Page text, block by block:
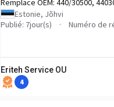
Remplace OEM: 440/30500,
9812/0060, 98120060, 43.168:1,
440/M4521, 458/M4508, 458/
Estonie, Jõhvi
Publié: 7jour(s)
Numéro de
Eriteh Service OU
4